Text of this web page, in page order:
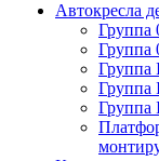
Автокресла
Группа
Группа
Группа
Группа
Группа